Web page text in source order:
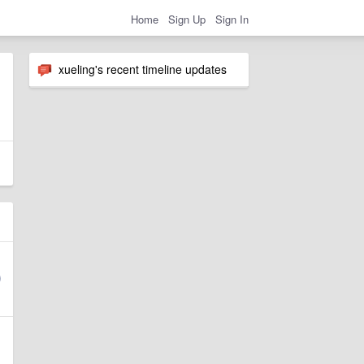
Home Sign Up Sign In
xueling's recent timeline updates